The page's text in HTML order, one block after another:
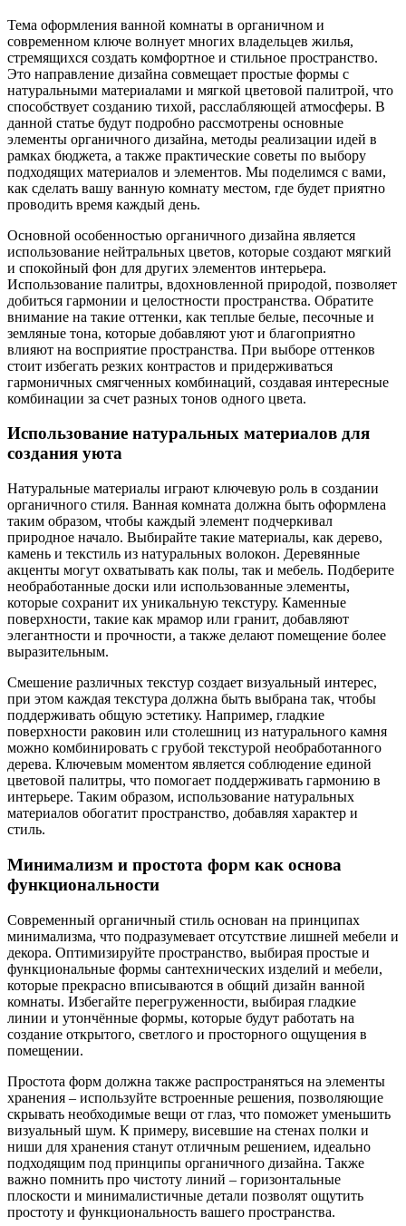
Тема оформления ванной комнаты в органичном и
современном ключе волнует многих владельцев жилья,
стремящихся создать комфортное и стильное пространство.
Это направление дизайна совмещает простые формы с
натуральными материалами и мягкой цветовой палитрой, что
способствует созданию тихой, расслабляющей атмосферы. В
данной статье будут подробно рассмотрены основные
элементы органичного дизайна, методы реализации идей в
рамках бюджета, а также практические советы по выбору
подходящих материалов и элементов. Мы поделимся с вами,
как сделать вашу ванную комнату местом, где будет приятно
проводить время каждый день.
Основной особенностью органичного дизайна является
использование нейтральных цветов, которые создают мягкий
и спокойный фон для других элементов интерьера.
Использование палитры, вдохновленной природой, позволяет
добиться гармонии и целостности пространства. Обратите
внимание на такие оттенки, как теплые белые, песочные и
земляные тона, которые добавляют уют и благоприятно
влияют на восприятие пространства. При выборе оттенков
стоит избегать резких контрастов и придерживаться
гармоничных смягченных комбинаций, создавая интересные
комбинации за счет разных тонов одного цвета.
Использование натуральных материалов для
создания уюта
Натуральные материалы играют ключевую роль в создании
органичного стиля. Ванная комната должна быть оформлена
таким образом, чтобы каждый элемент подчеркивал
природное начало. Выбирайте такие материалы, как дерево,
камень и текстиль из натуральных волокон. Деревянные
акценты могут охватывать как полы, так и мебель. Подберите
необработанные доски или использованные элементы,
которые сохранит их уникальную текстуру. Каменные
поверхности, такие как мрамор или гранит, добавляют
элегантности и прочности, а также делают помещение более
выразительным.
Смешение различных текстур создает визуальный интерес,
при этом каждая текстура должна быть выбрана так, чтобы
поддерживать общую эстетику. Например, гладкие
поверхности раковин или столешниц из натурального камня
можно комбинировать с грубой текстурой необработанного
дерева. Ключевым моментом является соблюдение единой
цветовой палитры, что помогает поддерживать гармонию в
интерьере. Таким образом, использование натуральных
материалов обогатит пространство, добавляя характер и
стиль.
Минимализм и простота форм как основа
функциональности
Современный органичный стиль основан на принципах
минимализма, что подразумевает отсутствие лишней мебели и
декора. Оптимизируйте пространство, выбирая простые и
функциональные формы сантехнических изделий и мебели,
которые прекрасно вписываются в общий дизайн ванной
комнаты. Избегайте перегруженности, выбирая гладкие
линии и утончённые формы, которые будут работать на
создание открытого, светлого и просторного ощущения в
помещении.
Простота форм должна также распространяться на элементы
хранения – используйте встроенные решения, позволяющие
скрывать необходимые вещи от глаз, что поможет уменьшить
визуальный шум. К примеру, висевшие на стенах полки и
ниши для хранения станут отличным решением, идеально
подходящим под принципы органичного дизайна. Также
важно помнить про чистоту линий – горизонтальные
плоскости и минималистичные детали позволят ощутить
простоту и функциональность вашего пространства.